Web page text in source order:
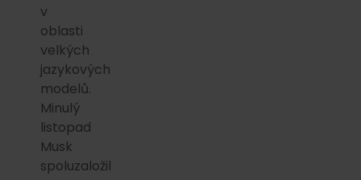
v
oblasti
velkých
jazykových
modelů.
Minulý
listopad
Musk
spoluzaložil